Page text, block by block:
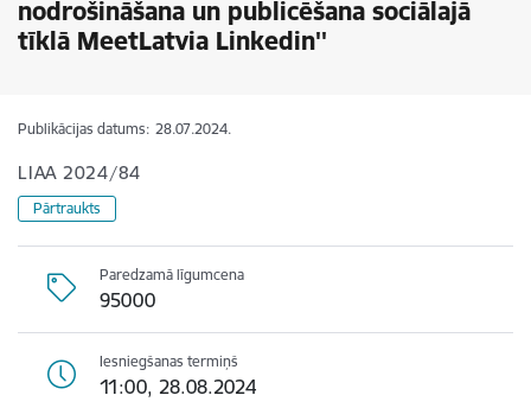
nodrošināšana un publicēšana sociālajā
tīklā MeetLatvia Linkedin''
Publikācijas datums: 28.07.2024.
LIAA 2024/84
Pārtraukts
Paredzamā līgumcena
95000
Iesniegšanas termiņš
11:00, 28.08.2024